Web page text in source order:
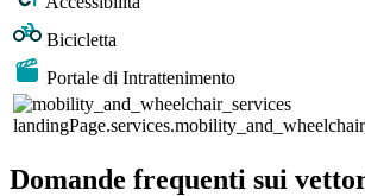
Bicicletta
Portale di Intrattenimento
Domande frequenti sui